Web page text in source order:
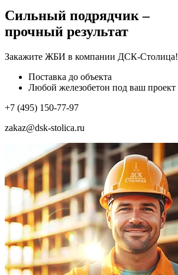
Сильный подрядчик –
прочный результат
Закажите ЖБИ в компании ДСК-Столица!
Поставка до объекта
Любой железобетон под ваш проект
+7 (495) 150-77-97
zakaz@dsk-stolica.ru